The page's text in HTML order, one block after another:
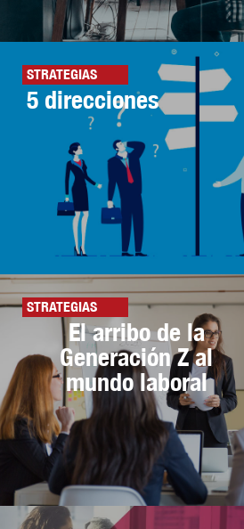
STRATEGIAS
5 direcciones
STRATEGIAS
El arribo de la
Generación Z al
mundo laboral